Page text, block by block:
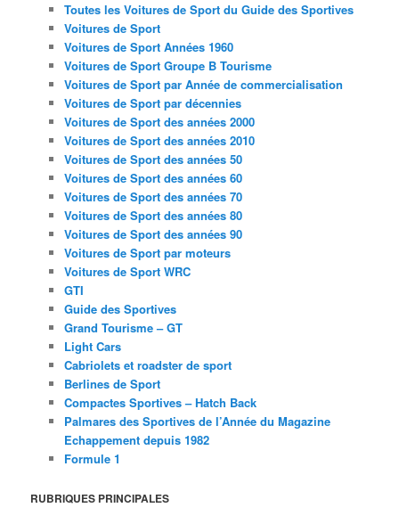
Toutes les Voitures de Sport du Guide des Sportives
Voitures de Sport
Voitures de Sport Années 1960
Voitures de Sport Groupe B Tourisme
Voitures de Sport par Année de commercialisation
Voitures de Sport par décennies
Voitures de Sport des années 2000
Voitures de Sport des années 2010
Voitures de Sport des années 50
Voitures de Sport des années 60
Voitures de Sport des années 70
Voitures de Sport des années 80
Voitures de Sport des années 90
Voitures de Sport par moteurs
Voitures de Sport WRC
GTI
Guide des Sportives
Grand Tourisme – GT
Light Cars
Cabriolets et roadster de sport
Berlines de Sport
Compactes Sportives – Hatch Back
Palmares des Sportives de l’Année du Magazine
Echappement depuis 1982
Formule 1
RUBRIQUES PRINCIPALES